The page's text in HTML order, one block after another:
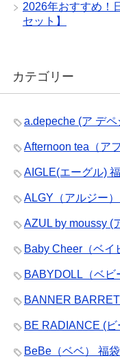
2026年おすすめ！
セット】
カテゴリー
a.depeche (ア デ
Afternoon tea（ア
AIGLE(エーグル)
ALGY（アルジー
AZUL by moussy (
Baby Cheer（ベイ
BABYDOLL（ベビ
BANNER
BE RADIANCE (
BeBe（ベベ） 福袋